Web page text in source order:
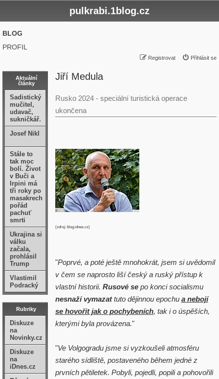
pulkrabi.1blog.cz
BLOG
PROFIL
Registrovat Přihlásit se
Aktuální
články
Sadistický
mučitel,
udavač,
sukničkář.
Josef Nikl
Stále to
tak moc
bolí. Život
v Buči a
Irpini má
tři roky po
masakrech
pořád
pachuť
smrti
Ukrajina si
válku
začala,
prohlásil
Trump
Vlastimil
Podracký
Rubriky
Diskuze
na
Novinky.cz
Diskuze
na
iDnes.cz
Jiří Medula
Rusko 2024 - speciální turistická operace
ukončena
(zdroj: blog.idnes.cz)
"Poprvé, a poté ještě mnohokrát, jsem si uvědomil
v čem se naprosto liší český a ruský přístup k
vlastní historii. Rusové sepo konci socialismu
nesnaží vymazattuto dějinnou epochu a nebojí
se hovořit jak o pochybeních, tak i o úspěších,
kterými byla provázena."
"Ve Volgogradu jsme si vyzkoušeli atmosféru
starého sídliště, postaveného během jedné z
prvních pětiletek. Pobyli, pojedli, popili a pohovořili